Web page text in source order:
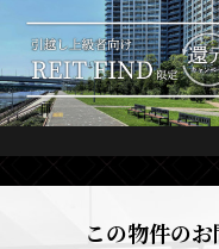
この物件の